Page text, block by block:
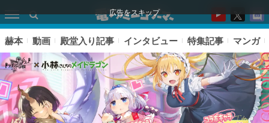
広告をスキップ
赫本 動画 殿堂入り記事 インタビュー 特集記事 マンガ